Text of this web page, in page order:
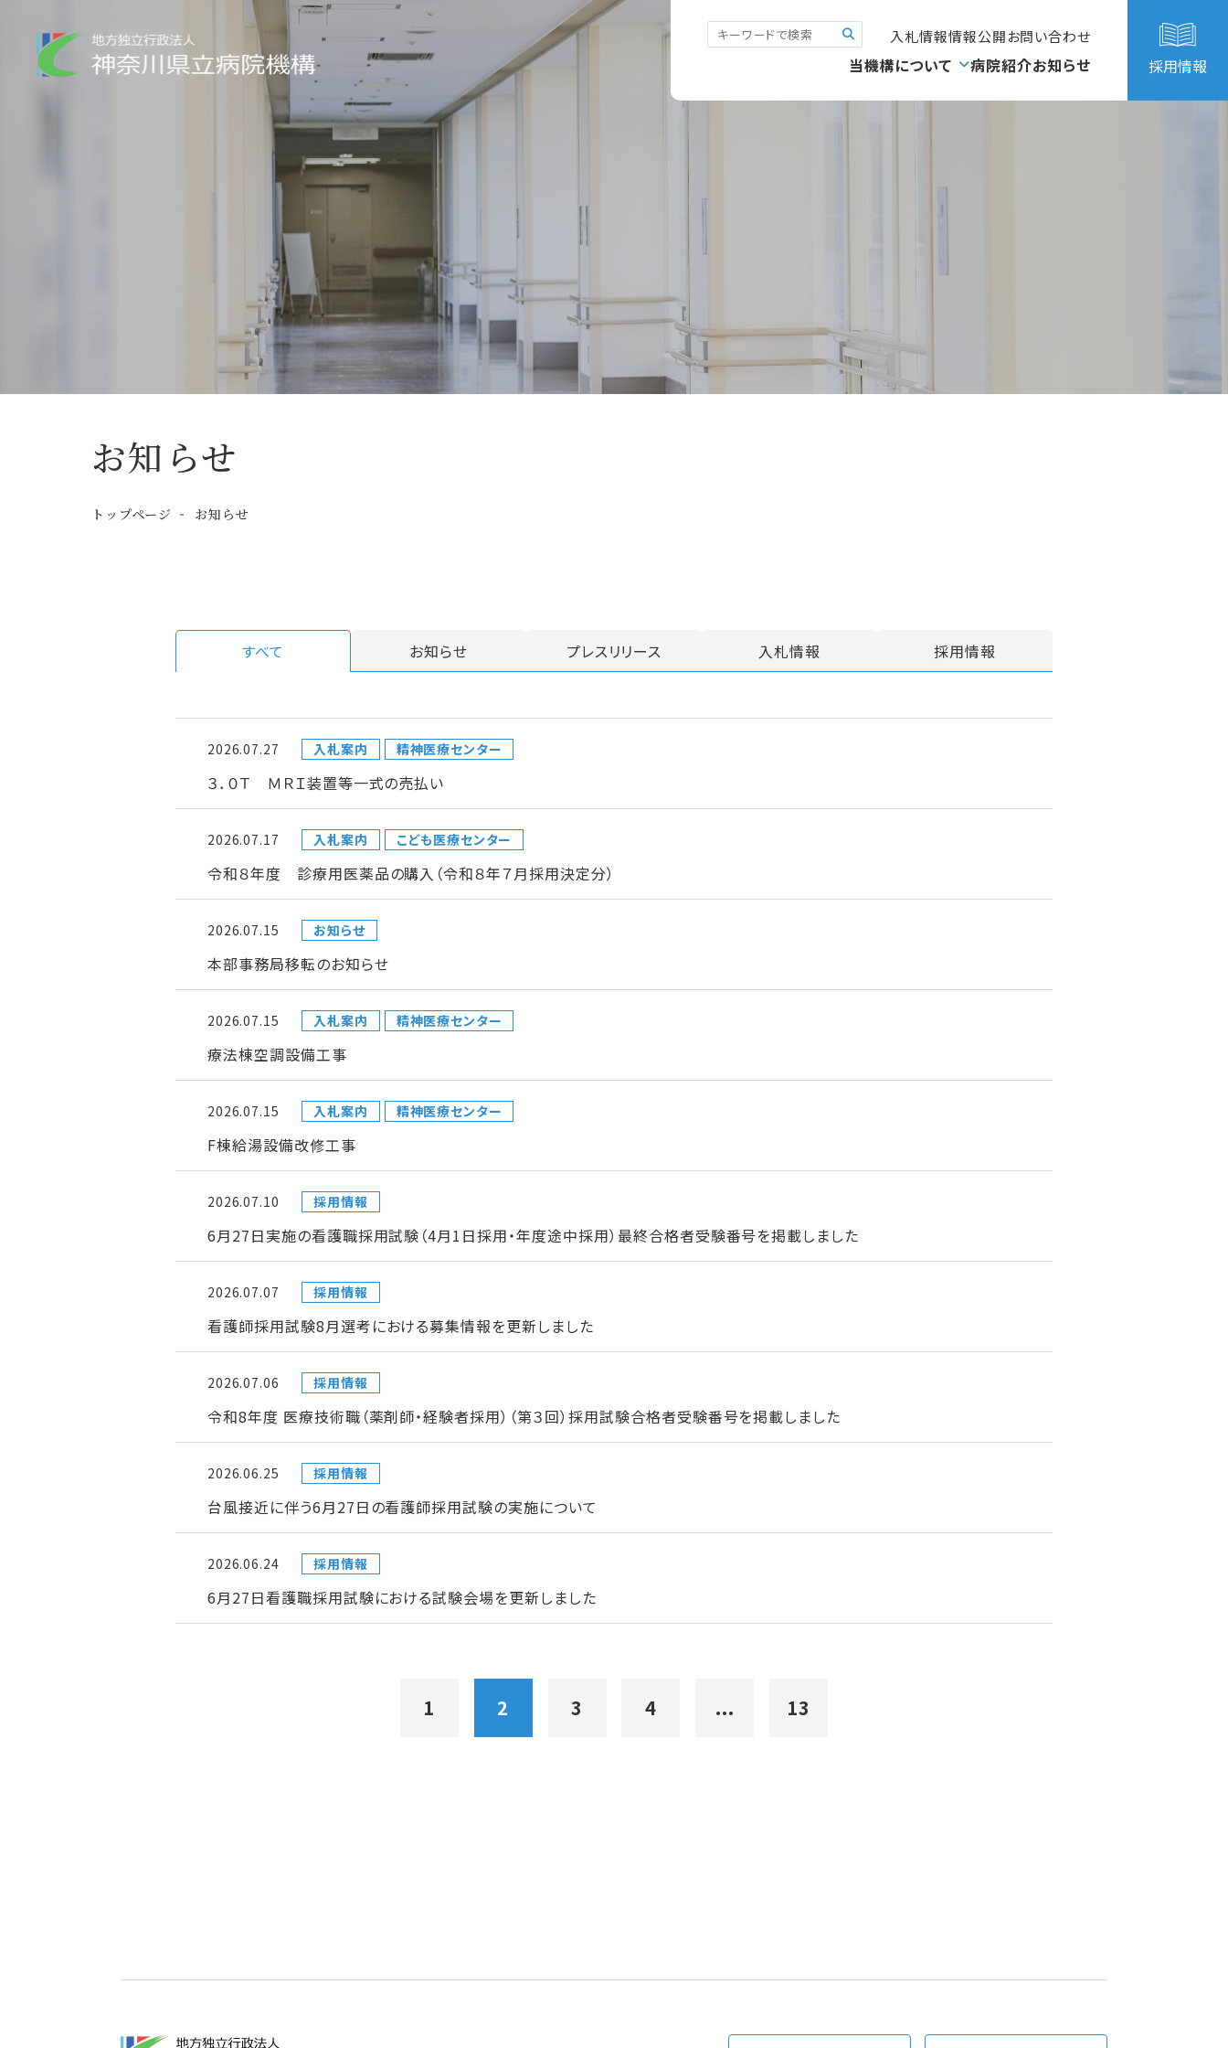
入札情報情報公開お問い合わせ
当機構について 病院紹介お知らせ 採用情報
お知らせ
トップページ お知らせ
すべて お知らせ プレスリリース 入札情報 採用情報
2026.07.27 入札案内 精神医療センター
３．０Ｔ ＭＲＩ装置等一式の売払い
2026.07.17 入札案内 こども医療センター
令和８年度 診療用医薬品の購入（令和８年７月採用決定分）
2026.07.15 お知らせ
本部事務局移転のお知らせ
2026.07.15 入札案内 精神医療センター
療法棟空調設備工事
2026.07.15 入札案内 精神医療センター
F棟給湯設備改修工事
2026.07.10 採用情報
6月27日実施の看護職採用試験（4月1日採用・年度途中採用）最終合格者受験番号を掲載しました
2026.07.07 採用情報
看護師採用試験8月選考における募集情報を更新しました
2026.07.06 採用情報
令和8年度 医療技術職（薬剤師・経験者採用）（第３回）採用試験合格者受験番号を掲載しました
2026.06.25 採用情報
台風接近に伴う6月27日の看護師採用試験の実施について
2026.06.24 採用情報
6月27日看護職採用試験における試験会場を更新しました
1 2 3 4 ... 13